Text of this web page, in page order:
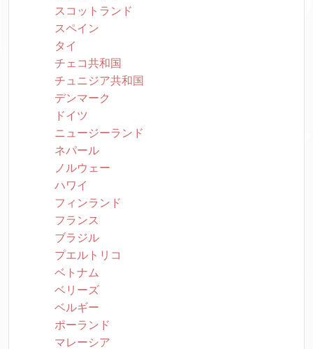
スコットランド
スペイン
タイ
チェコ共和国
チュニジア共和国
デンマーク
ドイツ
ニュージーランド
ネパール
ノルウェー
ハワイ
フィンランド
フランス
ブラジル
プエルトリコ
ベトナム
ベリーズ
ベルギー
ポーランド
マレーシア